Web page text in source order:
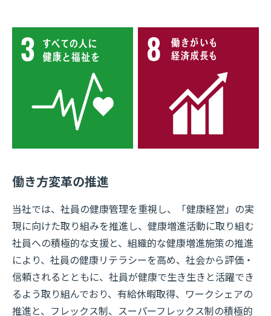
働き方変革の推進
当社では、社員の健康管理を重視し、「健康経営」の実
現に向けた取り組みを推進し、健康増進活動に取り組む
社員への積極的な支援と、組織的な健康増進施策の推進
により、社員の健康リテラシーを高め、社会から評価・
信頼されるとともに、社員が健康で生き生きと活躍でき
るよう取り組んでおり、有給休暇取得、ワークシェアの
推進と、フレックス制、スーパーフレックス制の積極的